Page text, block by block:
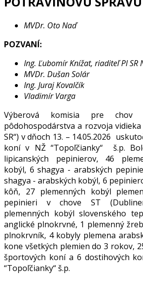
MVDr. Oto Naď
POZVANÍ:
Ing. Ľubomír Knížat, riaditeľ PI SR
MVDr. Dušan Solár
Ing. Juraj Kovalčík
Vladimír Varga
Výberová komisia pre chov
pôdohospodárstva a rozvoja vidieka
SR“) v dňoch 13. – 14.05.2026
koní v NŽ “Topoľčianky“ š.p.
lipicanských pepinierov, 46
kobýl, 6 shagya - arabských
shagya - arabských kobýl, 6
kôň, 27 plemenných kobýl
pepinieri v chove ST
plemenných kobýl slovenského
anglické plnokrvné, 1 plemenný
plnokrvník, 4 kobyly plemena
kone všetkých plemien do 3 rokov,
športových koní a 6 dostihových
“Topoľčianky“ š.p.